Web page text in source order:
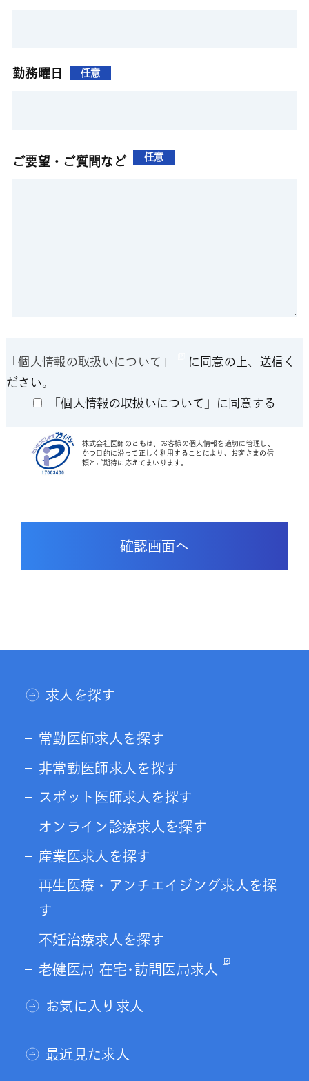
勤務曜日 任意
ご要望・ご質問など 任意
「個人情報の取扱いについて」
に同意の上、送信く
ださい。
「個人情報の取扱いについて」に同意する
株式会社医師のともは、お客様の個人情報を適切に管理し、
かつ目的に沿って正しく利用することにより、お客さまの信
頼とご期待に応えてまいります。
求人を探す
常勤医師求人を探す
非常勤医師求人を探す
スポット医師求人を探す
オンライン診療求人を探す
産業医求人を探す
再生医療・アンチエイジング求人を探
す
不妊治療求人を探す
老健医局 在宅･訪問医局求人
お気に入り求人
最近見た求人